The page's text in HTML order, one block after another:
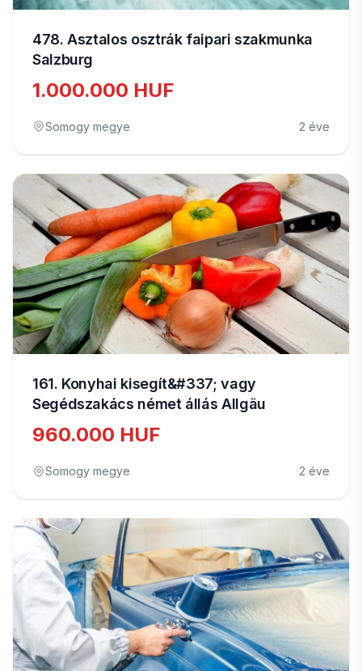
478. Asztalos osztrák faipari szakmunka
Salzburg
1.000.000 HUF
Somogy megye 2 éve
161. Konyhai kisegít&#337; vagy
Segédszakács német állás Allgäu
960.000 HUF
Somogy megye 2 éve